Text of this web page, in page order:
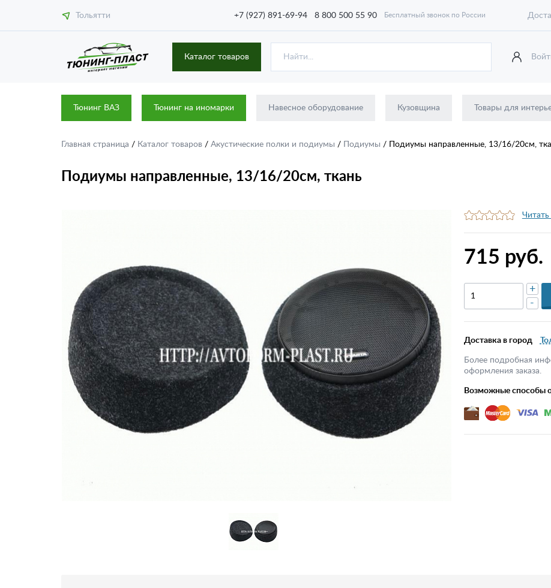
Тольятти +7 (927) 891-69-94 8 800 500 55 90 Бесплатный звонок по России
Каталог товаров
Тюнинг ВАЗ Тюнинг на иномарки Навесное оборудование Кузовщина Товары для
Главная страница / Каталог товаров / Акустические полки и подиумы / Подиумы / Подиумы направленные, 13/16/20см,
Подиумы направленные, 13/16/20см, ткань
715 руб.
-
+
Доставка в город
Более подробная
оформления заказа.
Возможные способы